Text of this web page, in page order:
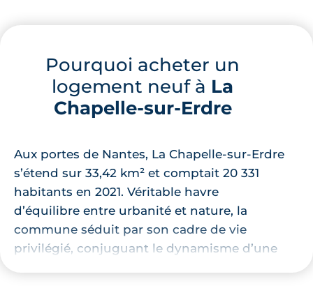
Pourquoi acheter un
logement neuf à La
Chapelle-sur-Erdre
Aux portes de Nantes, La Chapelle-sur-Erdre
s’étend sur 33,42 km² et comptait 20 331
habitants en 2021. Véritable havre
d’équilibre entre urbanité et nature, la
commune séduit par son cadre de vie
privilégié, conjuguant le dynamisme d’une